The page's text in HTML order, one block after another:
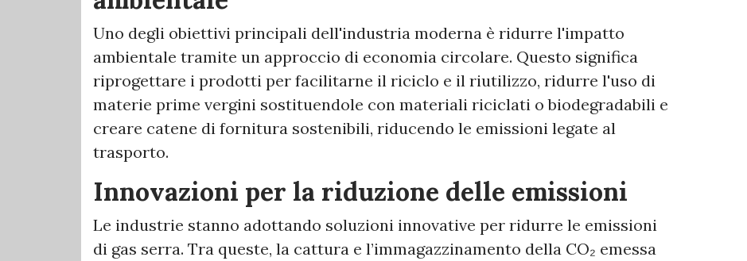
Uno degli obiettivi principali dell'industria moderna è ridurre l'impatto
ambientale tramite un approccio di economia circolare. Questo significa
riprogettare i prodotti per facilitarne il riciclo e il riutilizzo, ridurre l'uso di
materie prime vergini sostituendole con materiali riciclati o biodegradabili e
creare catene di fornitura sostenibili, riducendo le emissioni legate al
trasporto.
Innovazioni per la riduzione delle emissioni
Le industrie stanno adottando soluzioni innovative per ridurre le emissioni
di gas serra. Tra queste, la cattura e l’immagazzinamento della CO₂ emessa